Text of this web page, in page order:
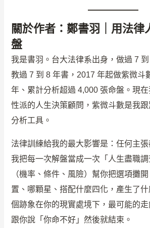
關於作者：鄭書羽｜用法律
盤
我是書羽。台大法律系出身，做過 7
教過 7 到 8 年書，2017 年起做紫微斗
年、累計分析超過 4,000 張命盤。現
性派的人生決策顧問，紫微斗數是我
分析工具。
法律訓練給我的最大影響是：任何主
我把每一次解盤當成一次「人生盡職
（機率、條件、風險）幫你把選項攤
置、哪顆星、搭配什麼四化，產生了
個跡象在你的現實處境下，最可能的
跟你說「你命不好」然後就結束。